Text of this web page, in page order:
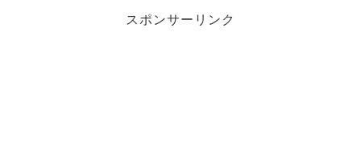
スポンサーリンク